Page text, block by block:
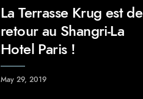
La Terrasse Krug est de
retour au Shangri-La
Hotel Paris !
May 29, 2019